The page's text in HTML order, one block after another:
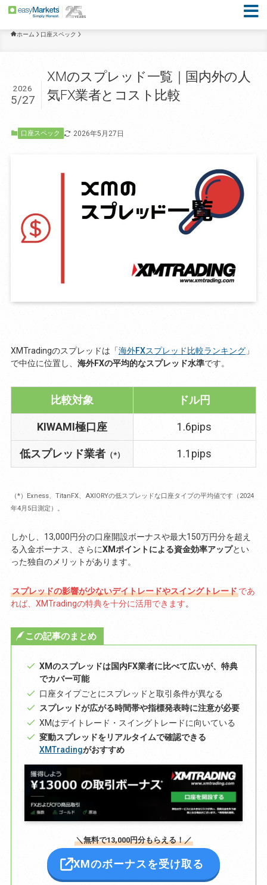
ホーム 口座スペック
XMのスプレッド一覧｜国内外の人
気FX業者とコスト比較
2026
5/27
口座スペック 2026年5月27日
XMTradingのスプレッドは「海外FXスプレッド比較ランキング」
で中位に位置し、 海外FXの平均的なスプレッド水準です。
比較対象 ドル円
KIWAMI極口座 1.6pips
低スプレッド業者（*） 1.1pips
（*）Exness、TitanFX、AXIORYの低スプレッドな口座タイプの平均値です（2024
年4月5日測定）。
しかし、13,000円分の口座開設ボーナスや最大150万円分を超え
る入金ボーナス、さらにXMポイントによる資金効率アップとい
った独自のメリットがあります。
スプレッドの影響が少ないデイトレードやスイングトレードであ
れば、XMTradingの特典を十分に活用できます。
この記事のまとめ
XMのスプレッドは国内FX業者に比べて広いが、特典
でカバー可能
口座タイプごとにスプレッドと取引条件が異なる
スプレッドが広がる時間帯や指標発表時に注意が必要
XMはデイトレード・スイングトレードに向いている
変動スプレッドをリアルタイムで確認できる
XMTradingがおすすめ
＼無料で13,000円分もらえる！／
XMのボーナスを受け取る